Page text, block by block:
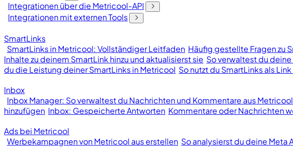
Integrationen über die Metricool-API
Integrationen mit externen Tools
SmartLinks
SmartLinks in Metricool: Vollständiger Leitfaden Häufig gestellte Fragen zu
Inhalte zu deinem SmartLink hinzu und aktualisierst sie So verwaltest du
du die Leistung deiner SmartLinks in Metricool So nutzt du SmartLinks als
Inbox
Inbox Manager: So verwaltest du Nachrichten und Kommentare aus Metricool
hinzufügen Inbox: Gespeicherte Antworten Kommentare oder Nachrichten
Ads bei Metricool
Werbekampagnen von Metricool aus erstellen So analysierst du deine Meta